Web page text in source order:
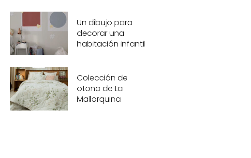
Un dibujo para
decorar una
habitación infantil
Colección de
otoño de La
Mallorquina